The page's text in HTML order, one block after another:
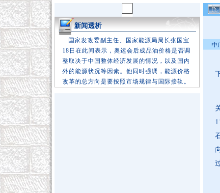
新闻透析
国家发改委副主任、国家能源局局长张国宝
18日在此间表示，奥运会后成品油价格是否调
整取决于中国整体经济发展的情况，以及国内
外的能源状况等因素。他同时强调，能源价格
改革的总方向是要按照市场规律与国际接轨。
中